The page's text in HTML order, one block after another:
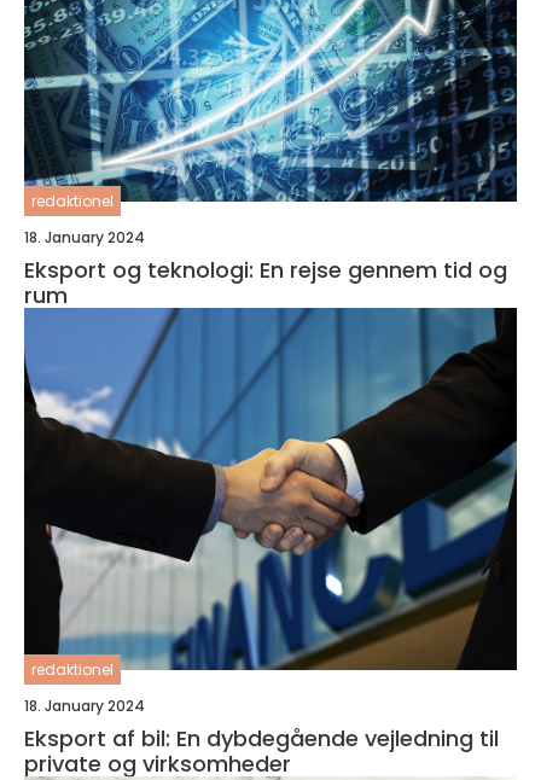
redaktionel
18. January 2024
Eksport og teknologi: En rejse gennem tid og
rum
redaktionel
18. January 2024
Eksport af bil: En dybdegående vejledning til
private og virksomheder